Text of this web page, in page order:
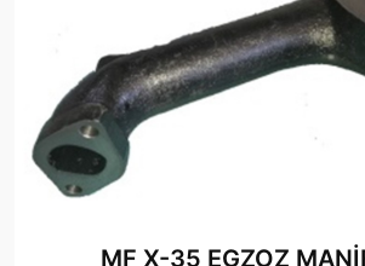
MF X-35 EGZOZ